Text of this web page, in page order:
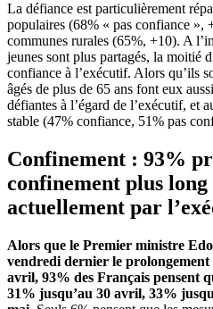
La défiance est particulièrement
populaires (68% « pas confiance »,
communes rurales (65%, +10). A
jeunes sont plus partagés, la moitié
confiance à l’exécutif. Alors qu’ils
âgés de plus de 65 ans font eux
défiantes à l’égard de l’exécutif, et
stable (47% confiance, 51% pas
Confinement : 93%
confinement plus long
actuellement par
Alors que le Premier ministre
vendredi dernier le
avril, 93% des Français pensent
31% jusqu’au 30 avril, 33%